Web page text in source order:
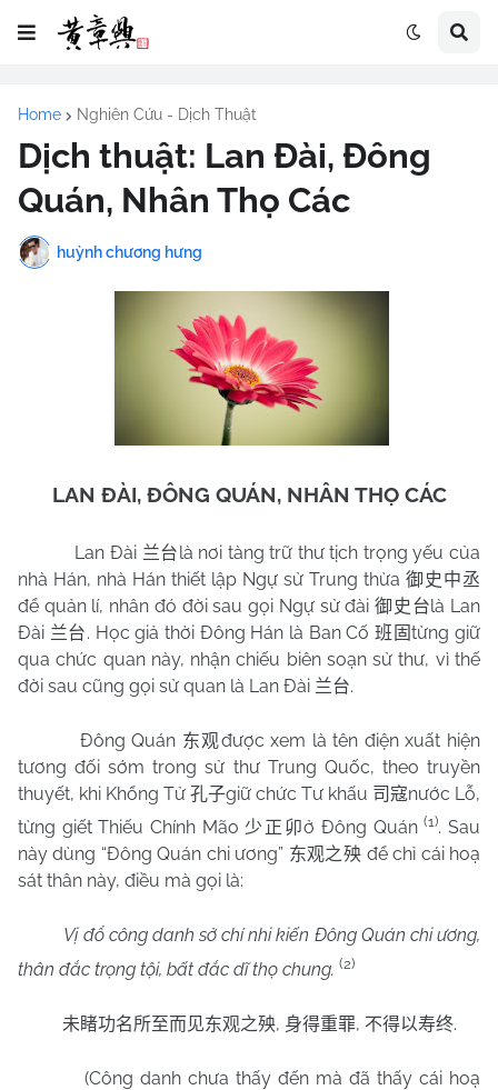
Home Nghiên Cứu - Dịch Thuật
Dịch thuật: Lan Đài, Đông
Quán, Nhân Thọ Các
huỳnh chương hưng
LAN ĐÀI, ĐÔNG QUÁN, NHÂN THỌ CÁC
Lan Đài 兰台là nơi tàng trữ thư tịch trọng yếu của
nhà Hán, nhà Hán thiết lập Ngự sử Trung thừa 御史中丞
để quản lí, nhân đó đời sau gọi Ngự sử đài御史台là Lan
Đài 兰台. Học giả thời Đông Hán là Ban Cố班固từng giữ
qua chức quan này, nhận chiếu biên soạn sử thư, vì thế
đời sau cũng gọi sử quan là Lan Đài 兰台.
Đông Quán 东观được xem là tên điện xuất hiện
tương đối sớm trong sử thư Trung Quốc, theo truyền
thuyết, khi Khổng Tử 孔子giữ chức Tư khấu 司寇nước Lỗ,
từng giết Thiếu Chính Mão 少正卯ở Đông Quán(1). Sau
này dùng “Đông Quán chi ương” 东观之殃 để chỉ cái hoạ
sát thân này, điều mà gọi là:
Vị đổ công danh sở chí nhi kiến Đông Quán chi ương,
thân đắc trọng tội, bất đắc dĩ thọ chung. (2)
未睹功名所至而见东观之殃, 身得重罪, 不得以寿终.
(Công danh chưa thấy đến mà đã thấy cái hoạ